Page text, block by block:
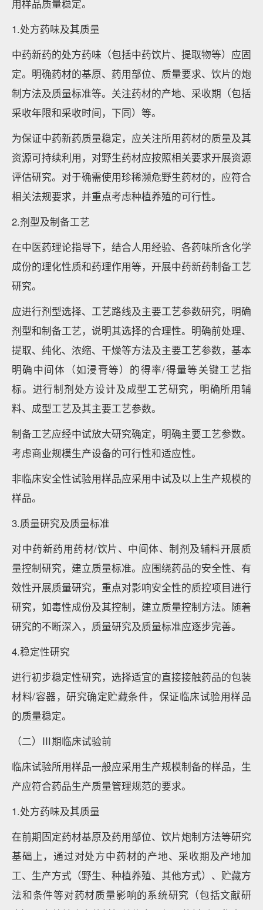
用样品质量稳定。
1.处方药味及其质量
中药新药的处方药味（包括中药饮片、提取物等）应固
定。明确药材的基原、药用部位、质量要求、饮片的炮
制方法及质量标准等。关注药材的产地、采收期（包括
采收年限和采收时间，下同）等。
为保证中药新药质量稳定，应关注所用药材的质量及其
资源可持续利用，对野生药材应按照相关要求开展资源
评估研究。对于确需使用珍稀濒危野生药材的，应符合
相关法规要求，并重点考虑种植养殖的可行性。
2.剂型及制备工艺
在中医药理论指导下，结合人用经验、各药味所含化学
成份的理化性质和药理作用等，开展中药新药制备工艺
研究。
应进行剂型选择、工艺路线及主要工艺参数研究，明确
剂型和制备工艺，说明其选择的合理性。明确前处理、
提取、纯化、浓缩、干燥等方法及主要工艺参数，基本
明确中间体（如浸膏等）的得率/得量等关键工艺指
标。进行制剂处方设计及成型工艺研究，明确所用辅
料、成型工艺及其主要工艺参数。
制备工艺应经中试放大研究确定，明确主要工艺参数。
考虑商业规模生产设备的可行性和适应性。
非临床安全性试验用样品应采用中试及以上生产规模的
样品。
3.质量研究及质量标准
对中药新药用药材/饮片、中间体、制剂及辅料开展质
量控制研究，建立质量标准。应围绕药品的安全性、有
效性开展质量研究，重点对影响安全性的质控项目进行
研究，如毒性成份及其控制，建立质量控制方法。随着
研究的不断深入，质量研究及质量标准应逐步完善。
4.稳定性研究
进行初步稳定性研究，选择适宜的直接接触药品的包装
材料/容器，研究确定贮藏条件，保证临床试验用样品
的质量稳定。
（二）Ⅲ期临床试验前
临床试验所用样品一般应采用生产规模制备的样品，生
产应符合药品生产质量管理规范的要求。
1.处方药味及其质量
在前期固定药材基原及药用部位、饮片炮制方法等研究
基础上，通过对处方中药材的产地、采收期及产地加
工、生产方式（野生、种植养殖、其他方式）、贮藏方
法和条件等对药材质量影响的系统研究（包括文献研